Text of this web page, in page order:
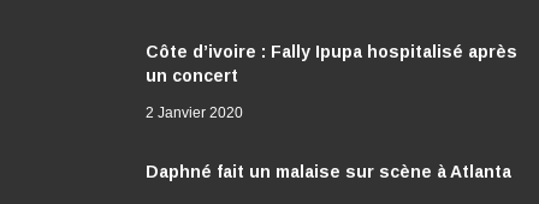
Côte d’ivoire : Fally Ipupa hospitalisé après
un concert
2 Janvier 2020
Daphné fait un malaise sur scène à Atlanta